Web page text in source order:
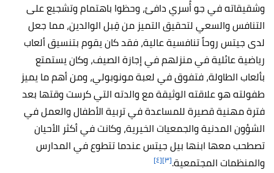
وشقيقاته في جو أُسري دافئ، وحظوا باهتمام وتشجيع على
التنافس والسعي لتحقيق التميز من قِبل الوالدين، مما جعل
لدى جيتس روحاً تنافسية عالية، فقد كان يقوم بتنسيق ألعاب
رياضية عائلية في منزلهم في إجازة الصيف، وكان يستمتع
بألعاب الطاولة، فتفوق في لعبة مونوبولي، ومن أهم ما يميز
طفولته هو علاقته الوثيقة مع والدته التي كرست وقتها بعد
فترة مهنية قصيرة للمساعدة في تربية الأطفال والعمل في
الشؤون المدنية والجمعيات الخيرية، وكانت في أكثر الأحيان
تصطحب معها ابنها بيل جيتس عندما تتطوع في المدارس
والمنظمات المجتمعية.[٣] [٤]